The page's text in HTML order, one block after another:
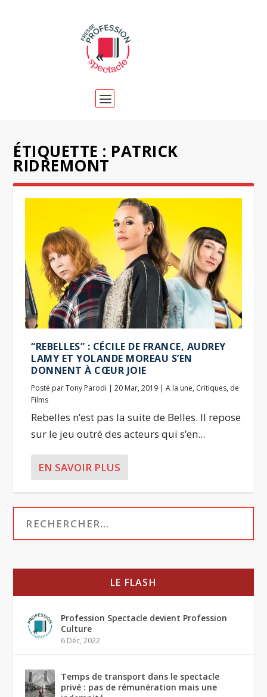
ÉTIQUETTE : PATRICK
RIDREMONT
“REBELLES” : CÉCILE DE FRANCE, AUDREY
LAMY ET YOLANDE MOREAU S’EN
DONNENT À CŒUR JOIE
Posté parTony Parodi |20 Mar, 2019 |A la une, Critiques, de
Films
Rebelles n’est pas la suite de Belles. Il repose
sur le jeu outré des acteurs qui s’en...
EN SAVOIR PLUS
LE FLASH
Profession Spectacle devient Profession
Culture
6 Déc, 2022
Temps de transport dans le spectacle
privé : pas de rémunération mais une